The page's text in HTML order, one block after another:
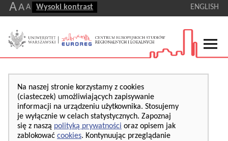
AA A Wysoki kontrast ENGLISH
Na naszej stronie korzystamy z cookies
(ciasteczek) umożliwiających zapisywanie
informacji na urządzeniu użytkownika. Stosujemy
je wyłącznie w celach statystycznych. Zapoznaj
się z naszą polityką prywatności oraz opisem jak
zablokować cookies. Kontynuując przeglądanie